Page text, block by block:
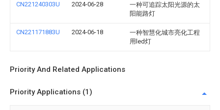
CN221240303U 2024-06-28
一种可追踪太阳光源的太
阳能路灯
CN221171883U 2024-06-18
一种智慧化城市亮化工程
用led灯
Priority And Related Applications
Priority Applications (1)